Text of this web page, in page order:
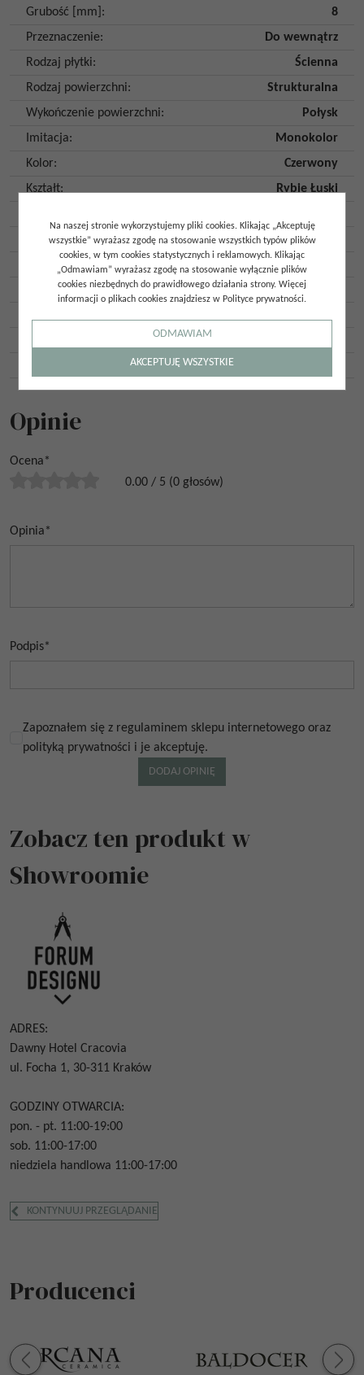
Grubość [mm] :
8
Przeznaczenie:
Do wewnątrz
Rodzaj płytki:
Ścienna
Rodzaj powierzchni:
Strukturalna
Wykończenie powierzchni:
Połysk
Imitacja:
Monokolor
Kolor:
Czerwony
Kształt:
Rybie Łuski
Mrozoodporność:
Ilość twarzy
Ilość szt. w opakowaniu:
Opinie
Ocena*
0.00 / 5 (0 głosów)
Opinia*
Podpis*
Zapoznałem się z regulaminem sklepu internetowego oraz
polityką prywatności i je akceptuję.
Zobacz ten produkt w
Showroomie
ADRES:
Dawny Hotel Cracovia
ul. Focha 1, 30-311 Kraków
GODZINY OTWARCIA:
pon. - pt. 11:00-19:00
sob. 11:00-17:00
niedziela handlowa 11:00-17:00
KONTYNUUJ PRZEGLĄDANIE
Producenci
Na naszej stronie wykorzystujemy pliki cookies. Klikając „Akceptuję
wszystkie” wyrażasz zgodę na stosowanie wszystkich typów plików
cookies, w tym cookies statystycznych i reklamowych. Klikając
„Odmawiam” wyrażasz zgodę na stosowanie wyłącznie plików
cookies niezbędnych do prawidłowego działania strony. Więcej
informacji o plikach cookies znajdziesz w Polityce prywatności.
ODMAWIAM
AKCEPTUJĘ WSZYSTKIE